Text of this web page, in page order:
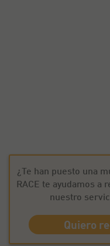
¿Te han puesto una
RACE te ayudamos a
nuestro
Quiero